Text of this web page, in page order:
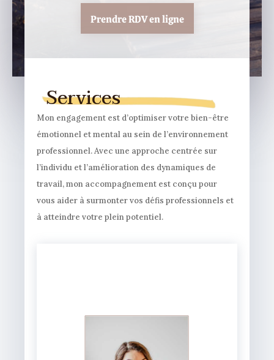
Prendre RDV en ligne
Services
Mon engagement est d’optimiser votre bien-être
émotionnel et mental au sein de l’environnement
professionnel. Avec une approche centrée sur
l’individu et l’amélioration des dynamiques de
travail, mon accompagnement est conçu pour
vous aider à surmonter vos défis professionnels et
à atteindre votre plein potentiel.